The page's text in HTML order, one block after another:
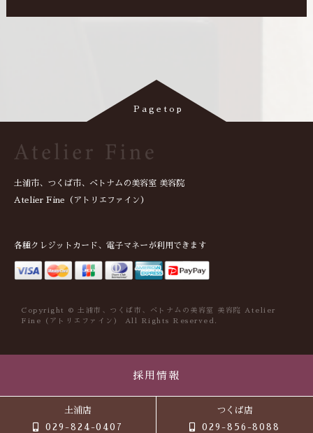
土浦市、つくば市、ベトナムの美容室 美容院
Atelier Fine（アトリエファイン）
各種クレジットカード、電子マネーが利用できます
Copyright © 土浦市、つくば市、ベトナムの美容室 美容院 Atelier
Fine（アトリエファイン） All Rights Reserved.
採用情報
土浦店
029-824-0407
つくば店
029-856-8088